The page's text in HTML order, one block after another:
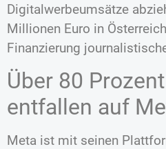
Digitalwerbeumsätze
Millionen Euro in
Finanzierung
Über 80
entfallen auf
Meta ist mit seinen